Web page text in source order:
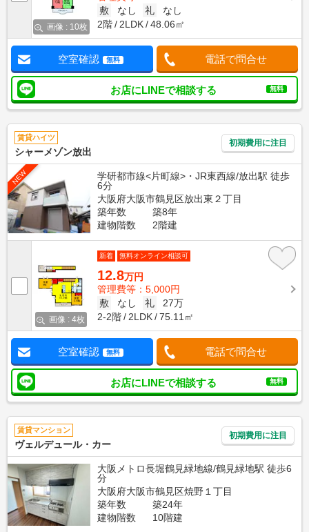
画像 : 10枚
敷
なし 礼
なし
2階
2LDK 48.06㎡
空室確認 無料 電話で問合せ
お店にLINEで相談する 無料
賃貸ハイツ
シャーメゾン放出
初期費用に注目
NEW
学研都市線<片町線>・JR東西線/放出駅 徒歩
6分
大阪府大阪市鶴見区放出東２丁目
築年数
築8年
建物階数
2階建
画像 : 4枚
新着 無料オンライン相談可
12.8万円
管理費等：5,000円
敷
なし 礼
27万
2-2階
2LDK 75.11㎡
空室確認 無料 電話で問合せ
お店にLINEで相談する 無料
賃貸マンション
ヴェルデュール・カー
初期費用に注目
大阪メトロ長堀鶴見緑地線/鶴見緑地駅 徒歩6
分
大阪府大阪市鶴見区焼野１丁目
築年数
築24年
建物階数
10階建